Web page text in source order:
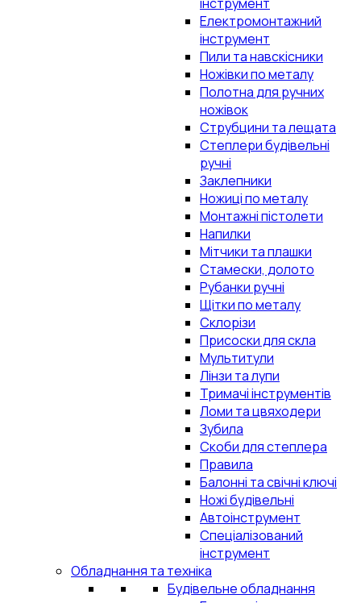
Електромонтажний
інструмент
Пили та навскісники
Ножівки по металу
Полотна для ручних
ножівок
Струбцини та лещата
Степлери будівельні
ручні
Заклепники
Ножиці по металу
Монтажні пістолети
Напилки
Мітчики та плашки
Стамески, долото
Рубанки ручні
Щітки по металу
Склорізи
Присоски для скла
Мультитули
Лінзи та лупи
Тримачі інструментів
Ломи та цвяходери
Зубила
Скоби для степлера
Правила
Балонні та свічні ключі
Ножі будівельні
Автоінструмент
Спеціалізований
інструмент
Обладнання та техніка
Будівельне обладнання